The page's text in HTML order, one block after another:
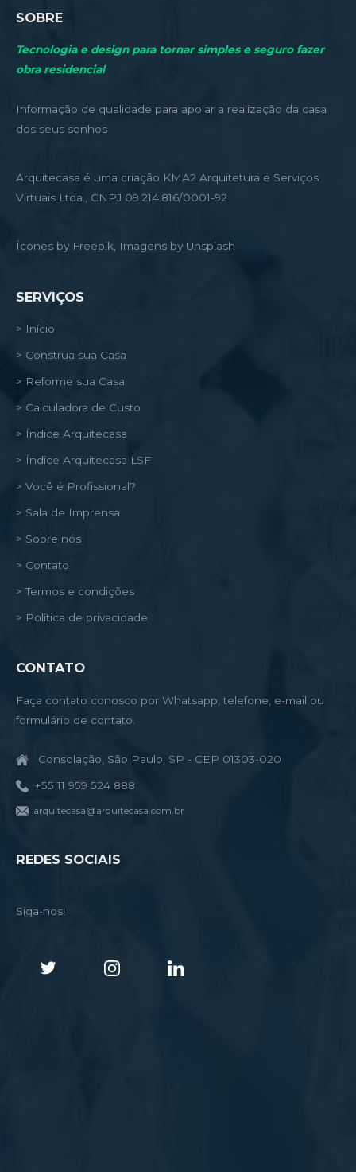
SOBRE
Tecnologia e design para tornar simples e seguro fazer
obra residencial
Informação de qualidade para apoiar a realização da casa
dos seus sonhos
Arquitecasa é uma criação KMA2 Arquitetura e Serviços
Virtuais Ltda., CNPJ 09.214.816/0001-92
Ícones by Freepik, Imagens by Unsplash
SERVIÇOS
> Início
> Construa sua Casa
> Reforme sua Casa
> Calculadora de Custo
> Índice Arquitecasa
> Índice Arquitecasa LSF
> Você é Profissional?
> Sala de Imprensa
> Sobre nós
> Contato
> Termos e condições
> Política de privacidade
CONTATO
Faça contato conosco por Whatsapp, telefone, e-mail ou
formulário de contato.
Consolação, São Paulo, SP - CEP 01303-020
+55 11 959 524 888
arquitecasa@arquitecasa.com.br
REDES SOCIAIS
Siga-nos!